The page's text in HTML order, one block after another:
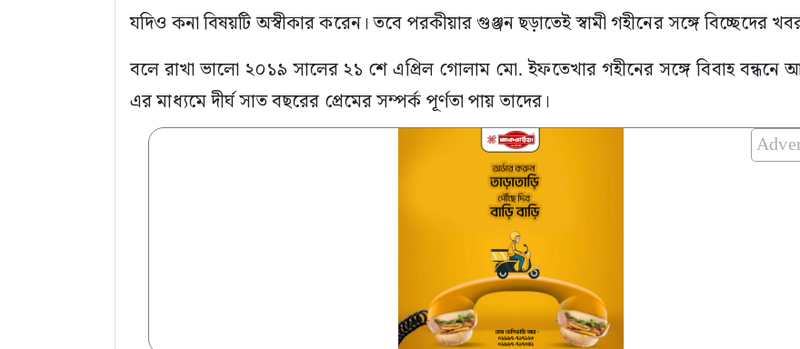
‎‎যদিও কনা বিষয়টি অস্বীকার করেন। তবে পরকীয়ার গুঞ্জন ছড়াতেই স্বামী গহীনের সঙ্গে বিচ্ছেদের
‎বলে রাখা ভালো ২০১৯ সালের ২১ শে এপ্রিল গোলাম মো. ইফতেখার গহীনের সঙ্গে বিবাহ বন্ধনে
এর মাধ্যমে দীর্ঘ সাত বছরের প্রেমের সম্পর্ক পূর্ণতা পায় তাদের।